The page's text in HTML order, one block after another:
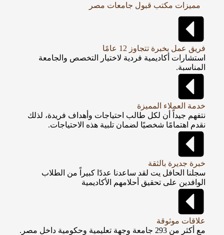
مميزات مكتب قبول جامعات مصر
فريق عمل بخبرة تتجاوز 12 عامًا
استشارات أكاديمية فردية لاختيار التخصص والجامعة
المناسبة.
خدمة العملاء المميزة
نتفهم جيداً أن لكل طالب احتياجات وأهداف فريدة، لذلك
نقدم اهتمامًا شخصيًا لضمان تلبية هذه الاحتياجات.
خبرة جديرة بالثقة
سجلنا الحافل يت لقد ساعدنا عددًا كبيراً من الطلاب
الوافدين على تحقيق أحلامهم الأكاديمية
علاقات موثوقة
مع أكثر من 293 جامعة وجهة تعليمية وحكومية داخل مصر.